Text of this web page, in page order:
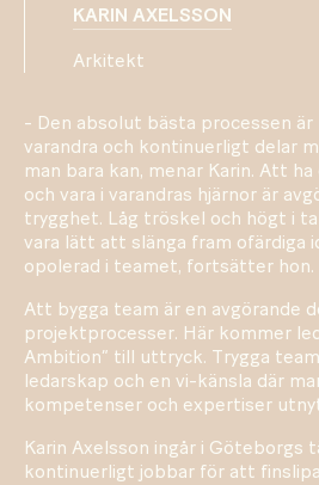
KARIN AXELSSON
Arkitekt
- Den absolut bästa processen
varandra och kontinuerligt delar
man bara kan, menar Karin. Att
och vara i varandras hjärnor är
trygghet. Låg tröskel och högt i
vara lätt att slänga fram ofärdiga
opolerad i teamet, fortsätter hon.
Att bygga team är en avgörande
projektprocesser. Här kommer
Ambition” till uttryck. Trygga
ledarskap och en vi-känsla där
kompetenser och expertiser
Karin Axelsson ingår i Göteborgs
kontinuerligt jobbar för att